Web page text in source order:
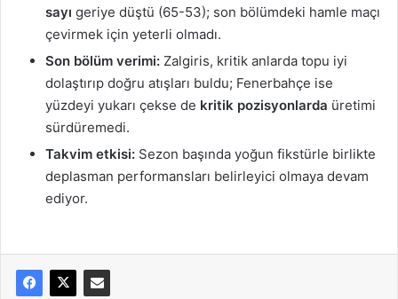
sayı geriye düştü (65-53); son bölümdeki hamle maçı
çevirmek için yeterli olmadı.
Son bölüm verimi: Zalgiris, kritik anlarda topu iyi
dolaştırıp doğru atışları buldu; Fenerbahçe ise
yüzdeyi yukarı çekse de kritik pozisyonlarda üretimi
sürdüremedi.
Takvim etkisi: Sezon başında yoğun fikstürle birlikte
deplasman performansları belirleyici olmaya devam
ediyor.